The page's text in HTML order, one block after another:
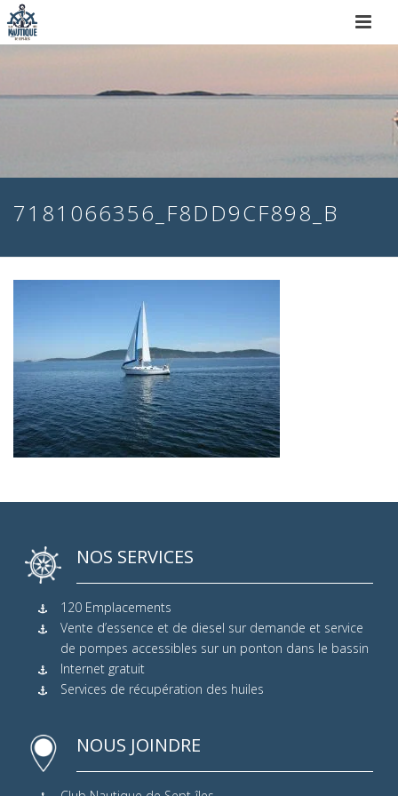
7181066356_F8DD9CF898_B
NOS SERVICES
120 Emplacements
Vente d’essence et de diesel sur demande et service
de pompes accessibles sur un ponton dans le bassin
Internet gratuit
Services de récupération des huiles
NOUS JOINDRE